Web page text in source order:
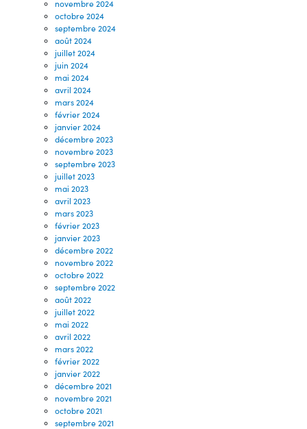
novembre 2024
octobre 2024
septembre 2024
août 2024
juillet 2024
juin 2024
mai 2024
avril 2024
mars 2024
février 2024
janvier 2024
décembre 2023
novembre 2023
septembre 2023
juillet 2023
mai 2023
avril 2023
mars 2023
février 2023
janvier 2023
décembre 2022
novembre 2022
octobre 2022
septembre 2022
août 2022
juillet 2022
mai 2022
avril 2022
mars 2022
février 2022
janvier 2022
décembre 2021
novembre 2021
octobre 2021
septembre 2021